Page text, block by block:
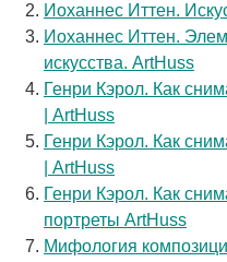
Иоханнес Иттен.
Иоханнес Иттен.
искусства. ArtHuss
Генри Кэрол. Как
| ArtHuss
Генри Кэрол. Как
| ArtHuss
Генри Кэрол. Как
портреты ArtHuss
Мифология